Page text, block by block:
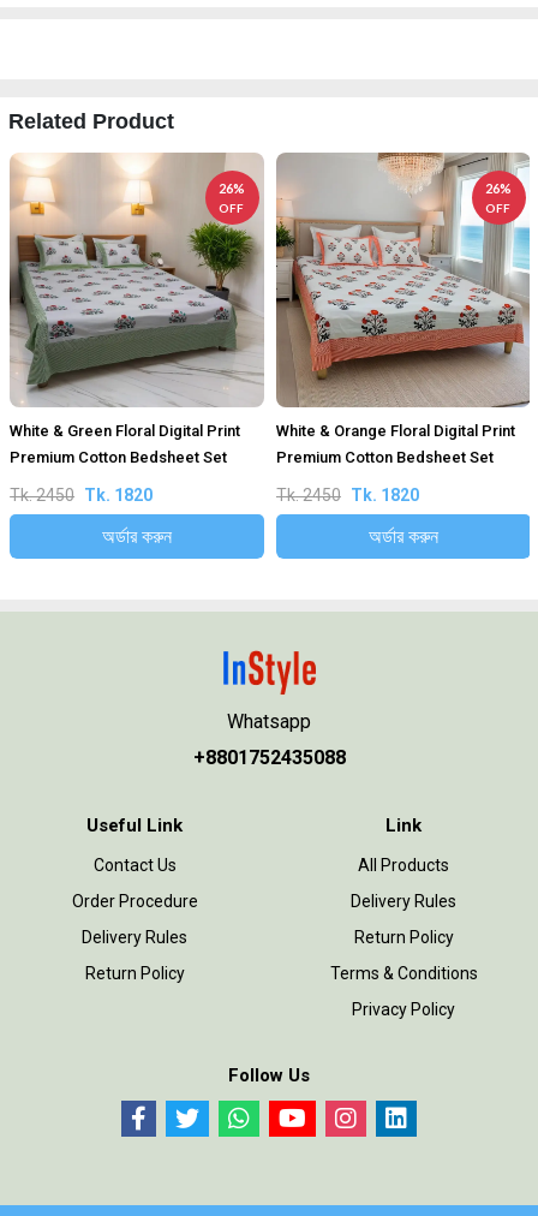
Related Product
26%
OFF
White & Green Floral Digital Print
Premium Cotton Bedsheet Set
Tk. 2450 Tk. 1820
অর্ডার করুন
26%
OFF
White & Orange Floral Digital Print
Premium Cotton Bedsheet Set
Tk. 2450 Tk. 1820
অর্ডার করুন
Whatsapp
+8801752435088
Useful Link
Contact Us
Order Procedure
Delivery Rules
Return Policy
Link
All Products
Delivery Rules
Return Policy
Terms & Conditions
Privacy Policy
Follow Us